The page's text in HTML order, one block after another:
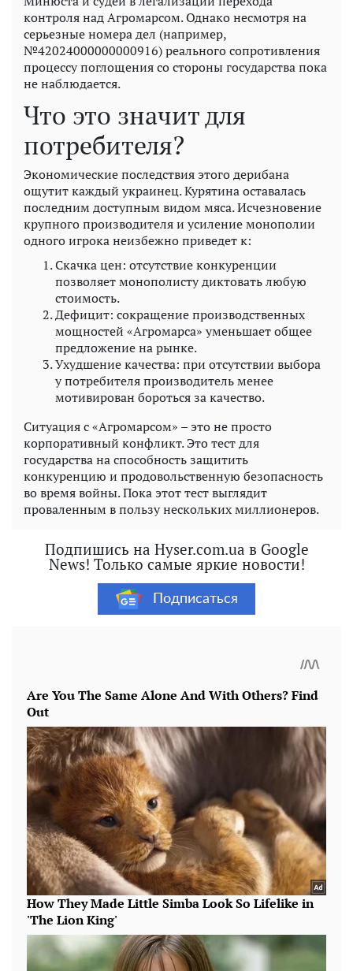
контроля над Агромарсом. Однако несмотря на
серьезные номера дел (например,
№42024000000000916) реального сопротивления
процессу поглощения со стороны государства пока
не наблюдается.
Что это значит для
потребителя?
Экономические последствия этого дерибана
ощутит каждый украинец. Курятина оставалась
последним доступным видом мяса. Исчезновение
крупного производителя и усиление монополии
одного игрока неизбежно приведет к:
Скачка цен: отсутствие конкуренции
позволяет монополисту диктовать любую
стоимость.
Дефицит: сокращение производственных
мощностей «Агромарса» уменьшает общее
предложение на рынке.
Ухудшение качества: при отсутствии выбора
у потребителя производитель менее
мотивирован бороться за качество.
Ситуация с «Агромарсом» – это не просто
корпоративный конфликт. Это тест для
государства на способность защитить
конкуренцию и продовольственную безопасность
во время войны. Пока этот тест выглядит
проваленным в пользу нескольких миллионеров.
Подпишись на Hyser.com.ua в Google
News! Только самые яркие новости!
Подписаться